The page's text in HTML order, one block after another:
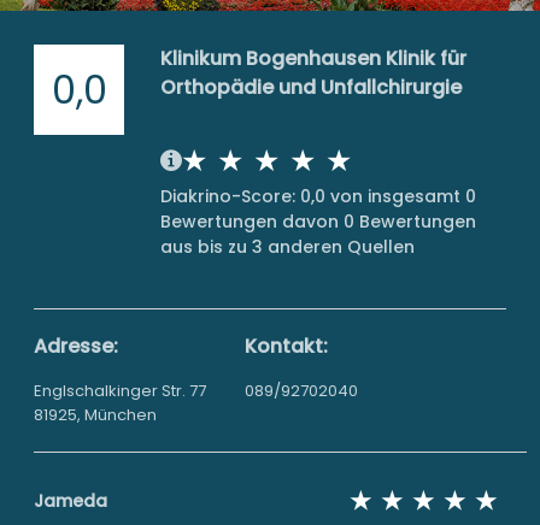
0,0
Klinikum Bogenhausen Klinik für
Orthopädie und Unfallchirurgie
Diakrino-Score: 0,0 von insgesamt 0
Bewertungen davon 0 Bewertungen
aus bis zu 3 anderen Quellen
Adresse:
Englschalkinger Str. 77
81925, München
Kontakt:
089/92702040
Jameda